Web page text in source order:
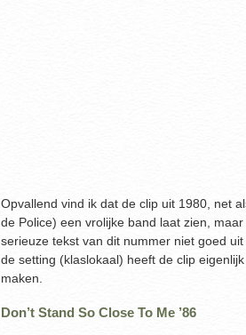
Opvallend vind ik dat de clip uit 1980, net
de Police) een vrolijke band laat zien,
serieuze tekst van dit nummer niet goed
de setting (klaslokaal) heeft de clip
maken.
Don’t Stand So Close To Me ’86